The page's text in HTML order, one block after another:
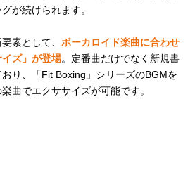
が続けられます。
素として、 ボーカロイド楽曲に合わせ
ズ」が登場。定番曲だけでなく新規書
り、「Fit Boxing」シリーズのBGMを
曲でエクササイズが可能です。